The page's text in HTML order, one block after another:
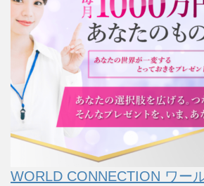
WORLD CONNECTION ワー